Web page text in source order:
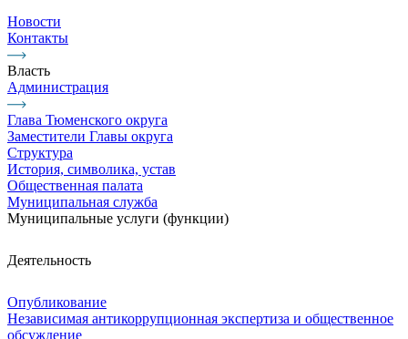
Новости
Контакты
Власть
Администрация
Глава Тюменского округа
Заместители Главы округа
Структура
История, символика, устав
Общественная палата
Муниципальная служба
Муниципальные услуги (функции)
Деятельность
Опубликование
Независимая антикоррупционная экспертиза и общественное
обсуждение